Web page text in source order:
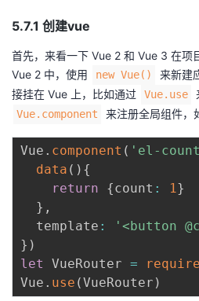
5.7.1 创建vue
首先，来看一下 Vue 2 和 Vue 3 在项
Vue 2 中，使用
new Vue()
来新建
接挂在 Vue 上，比如通过
Vue.use
Vue.component 来注册全局组件，
Vue . component ( 'el-
data ( ) {
return
{count : 1 }
} ,
  template
:
'<button
} )
let
VueRouter = require
Vue . use (VueRouter )